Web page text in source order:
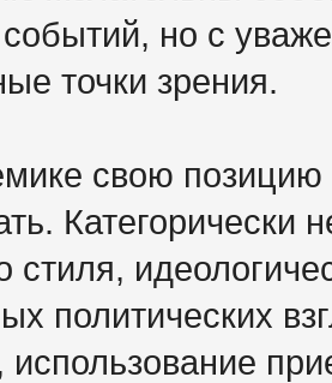
но с
точки зрения.
свою
Категорически
стиля,
политических
использование